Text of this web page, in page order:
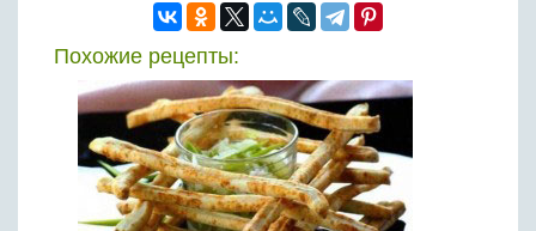
Похожие рецепты: